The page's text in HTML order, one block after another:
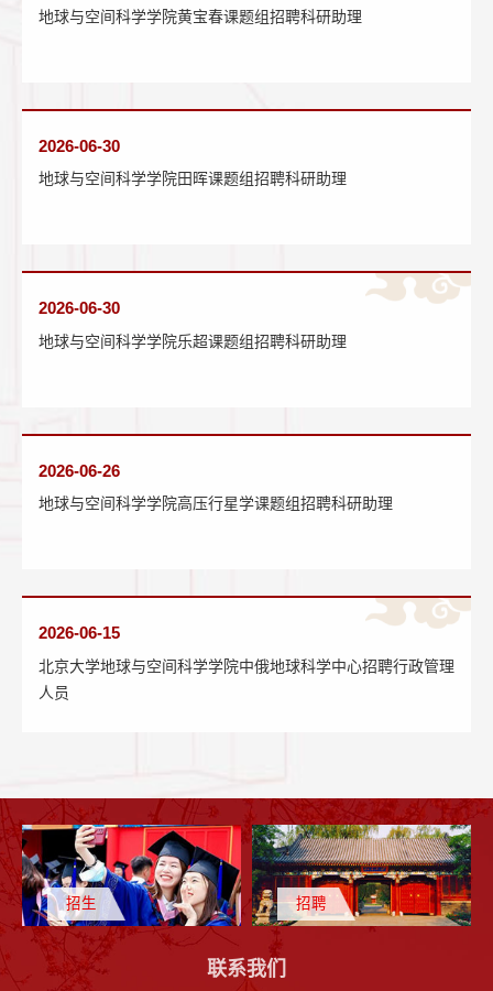
地球与空间科学学院黄宝春课题组招聘科研助理
2026-06-30
地球与空间科学学院田晖课题组招聘科研助理
2026-06-30
地球与空间科学学院乐超课题组招聘科研助理
2026-06-26
地球与空间科学学院高压行星学课题组招聘科研助理
2026-06-15
北京大学地球与空间科学学院中俄地球科学中心招聘行政管理
人员
招生 招聘
联系我们